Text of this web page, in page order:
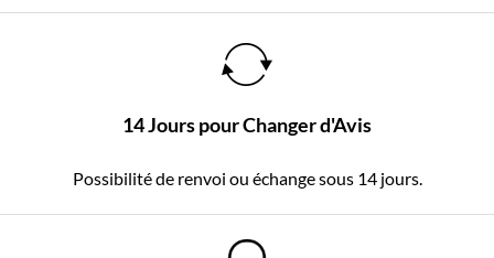
14 Jours pour Changer d'Avis
Possibilité de renvoi ou échange sous 14 jours.